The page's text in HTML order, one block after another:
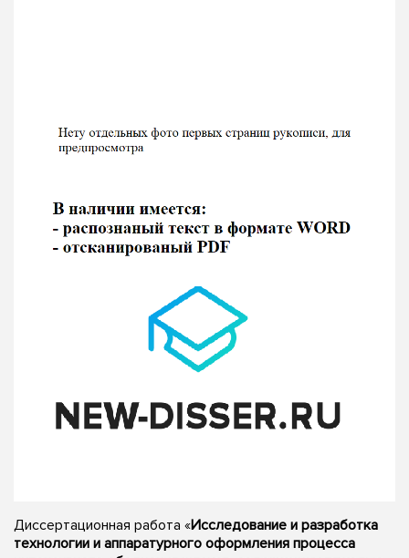
Диссертационная работа «Исследование и разработка
технологии и аппаратурного оформления процесса